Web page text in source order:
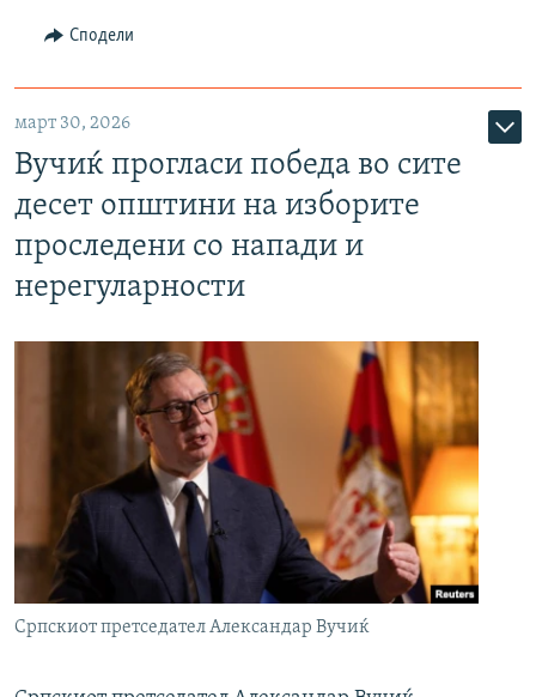
Сподели
март 30, 2026
Вучиќ прогласи победа во сите
десет општини на изборите
проследени со напади и
нерегуларности
Српскиот претседател Александар Вучиќ